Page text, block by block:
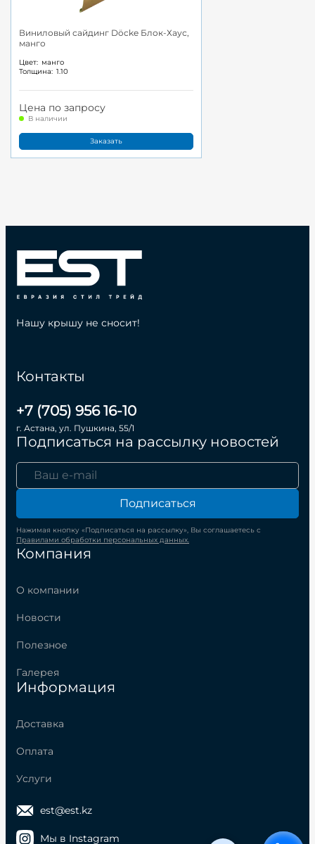
Виниловый сайдинг Döcke Блок-Хаус,
манго
Цвет: манго
Толщина: 1.10
Цена по запросу
В наличии
Заказать
Компания
О компании
Новости
Полезное
Галерея
Информация
Доставка
Оплата
Услуги
Контакты
+7 (705) 956 16-10
г. Астана, ул. Пушкина, 55/1
Подписаться на рассылку новостей
Подписаться
Нажимая кнопку «Подписаться на рассылку», Вы соглашаетесь с
Правилами обработки персональных данных.
Нашу крышу не сносит!
est@est.kz
Мы в Instagram